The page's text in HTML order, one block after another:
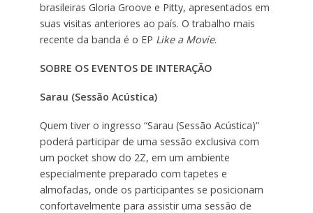
brasileiras Gloria Groove e Pitty, apresentados em
suas visitas anteriores ao país. O trabalho mais
recente da banda é o EP Like a Movie.
SOBRE OS EVENTOS DE INTERAÇÃO
Sarau (Sessão Acústica)
Quem tiver o ingresso “Sarau (Sessão Acústica)”
poderá participar de uma sessão exclusiva com
um pocket show do 2Z, em um ambiente
especialmente preparado com tapetes e
almofadas, onde os participantes se posicionam
confortavelmente para assistir uma sessão de